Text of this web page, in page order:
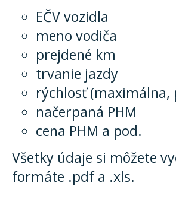
EČV vozidla
meno vodiča
prejdené km
trvanie jazdy
rýchlosť (maximálna,
načerpaná PHM
cena PHM a pod.
Všetky údaje si môžete
formáte .pdf a .xls.